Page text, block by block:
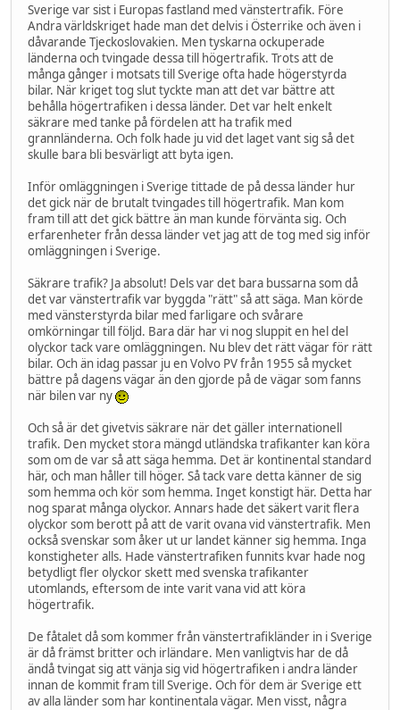
Sverige var sist i Europas fastland med vänstertrafik. Före
Andra världskriget hade man det delvis i Österrike och även i
dåvarande Tjeckoslovakien. Men tyskarna ockuperade
länderna och tvingade dessa till högertrafik. Trots att de
många gånger i motsats till Sverige ofta hade högerstyrda
bilar. När kriget tog slut tyckte man att det var bättre att
behålla högertrafiken i dessa länder. Det var helt enkelt
säkrare med tanke på fördelen att ha trafik med
grannländerna. Och folk hade ju vid det laget vant sig så det
skulle bara bli besvärligt att byta igen.
Inför omläggningen i Sverige tittade de på dessa länder hur
det gick när de brutalt tvingades till högertrafik. Man kom
fram till att det gick bättre än man kunde förvänta sig. Och
erfarenheter från dessa länder vet jag att de tog med sig inför
omläggningen i Sverige.
Säkrare trafik? Ja absolut! Dels var det bara bussarna som då
det var vänstertrafik var byggda "rätt" så att säga. Man körde
med vänsterstyrda bilar med farligare och svårare
omkörningar till följd. Bara där har vi nog sluppit en hel del
olyckor tack vare omläggningen. Nu blev det rätt vägar för rätt
bilar. Och än idag passar ju en Volvo PV från 1955 så mycket
bättre på dagens vägar än den gjorde på de vägar som fanns
när bilen var ny
Och så är det givetvis säkrare när det gäller internationell
trafik. Den mycket stora mängd utländska trafikanter kan köra
som om de var så att säga hemma. Det är kontinental standard
här, och man håller till höger. Så tack vare detta känner de sig
som hemma och kör som hemma. Inget konstigt här. Detta har
nog sparat många olyckor. Annars hade det säkert varit flera
olyckor som berott på att de varit ovana vid vänstertrafik. Men
också svenskar som åker ut ur landet känner sig hemma. Inga
konstigheter alls. Hade vänstertrafiken funnits kvar hade nog
betydligt fler olyckor skett med svenska trafikanter
utomlands, eftersom de inte varit vana vid att köra
högertrafik.
De fåtalet då som kommer från vänstertrafikländer in i Sverige
är då främst britter och irländare. Men vanligtvis har de då
ändå tvingat sig att vänja sig vid högertrafiken i andra länder
innan de kommit fram till Sverige. Och för dem är Sverige ett
av alla länder som har kontinentala vägar. Men visst, några